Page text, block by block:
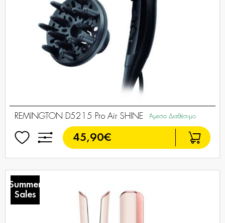
REMINGTON D5215 Pro Air SHINE Άμεσα Διαθέσιμο
45,90€
Summer
Sales